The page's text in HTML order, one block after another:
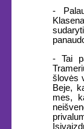
-
- Tai
šlovės
Beje,
mes,